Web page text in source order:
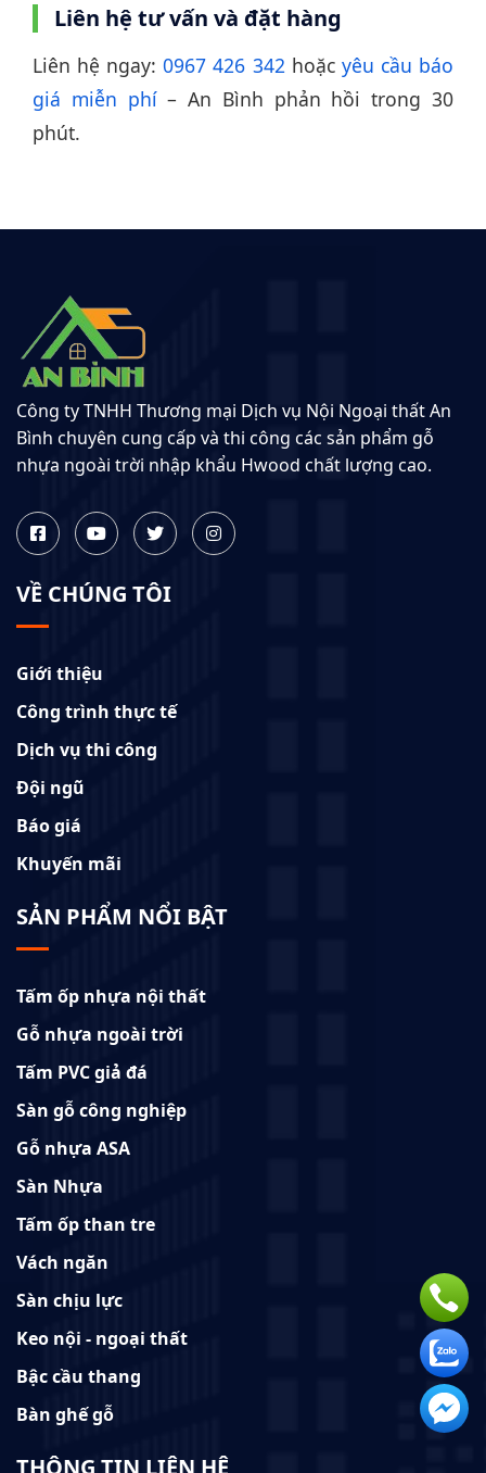
Liên hệ tư vấn và đặt hàng
Liên hệ ngay:0967 426 342hoặc yêu cầu báo
giá miễn phí– An Bình phản hồi trong 30
phút.
Công ty TNHH Thương mại Dịch vụ Nội Ngoại thất An
Bình chuyên cung cấp và thi công các sản phẩm gỗ
nhựa ngoài trời nhập khẩu Hwood chất lượng cao.
VỀ CHÚNG TÔI
Giới thiệu
Công trình thực tế
Dịch vụ thi công
Đội ngũ
Báo giá
Khuyến mãi
SẢN PHẨM NỔI BẬT
Tấm ốp nhựa nội thất
Gỗ nhựa ngoài trời
Tấm PVC giả đá
Sàn gỗ công nghiệp
Gỗ nhựa ASA
Sàn Nhựa
Tấm ốp than tre
Vách ngăn
Sàn chịu lực
Keo nội - ngoại thất
Bậc cầu thang
Bàn ghế gỗ
THÔNG TIN LIÊN HỆ